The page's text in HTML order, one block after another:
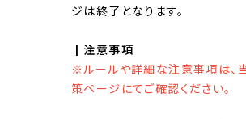
ジは終了となります。
┃注意事項
※ルールや詳細な注意事項は、
策ページにてご確認ください。